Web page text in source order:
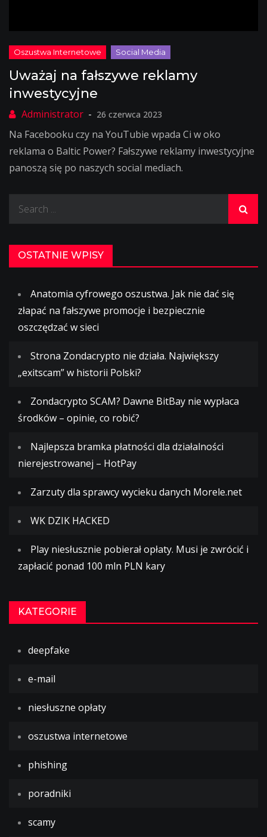
Uważaj na fałszywe reklamy
inwestycyjne
26 czerwca 2023
Na Facebooku czy na YouTubie wpada Ci w oko
reklama o Baltic Power? Fałszywe reklamy inwestycyjne
panoszą się po naszych social mediach.
OSTATNIE WPISY
Anatomia cyfrowego oszustwa. Jak nie dać się
złapać na fałszywe promocje i bezpiecznie
oszczędzać w sieci
Strona Zondacrypto nie działa. Największy
„exitscam” w historii Polski?
Zondacrypto SCAM? Dawne BitBay nie wypłaca
środków – opinie, co robić?
Najlepsza bramka płatności dla działalności
nierejestrowanej – HotPay
Zarzuty dla sprawcy wycieku danych Morele.net
WK DZIK HACKED
Play niesłusznie pobierał opłaty. Musi je zwrócić i
zapłacić ponad 100 mln PLN kary
KATEGORIE
deepfake
e-mail
niesłuszne opłaty
oszustwa internetowe
phishing
poradniki
scamy